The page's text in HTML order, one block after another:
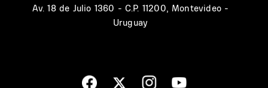
Av. 18 de Julio 1360 - C.P. 11200, Montevideo -
Uruguay